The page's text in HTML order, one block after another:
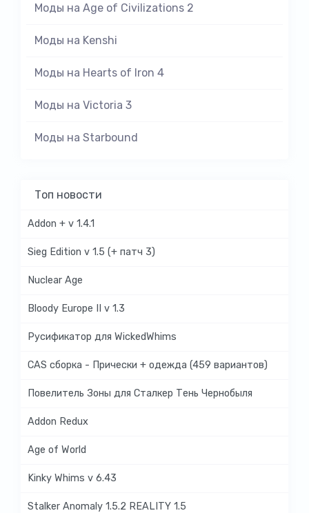
Моды на Age of Civilizations 2
Моды на Kenshi
Моды на Hearts of Iron 4
Моды на Victoria 3
Моды на Starbound
Топ новости
Addon + v 1.4.1
Sieg Edition v 1.5 (+ патч 3)
Nuclear Age
Bloody Europe II v 1.3
Русификатор для WickedWhims
CAS сборка - Прически + одежда (459 вариантов)
Повелитель Зоны для Сталкер Тень Чернобыля
Addon Redux
Age of World
Kinky Whims v 6.43
Stalker Anomaly 1.5.2 REALITY 1.5